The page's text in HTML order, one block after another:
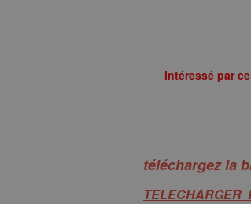
Intéressé par
téléchargez la
TELECHARGER